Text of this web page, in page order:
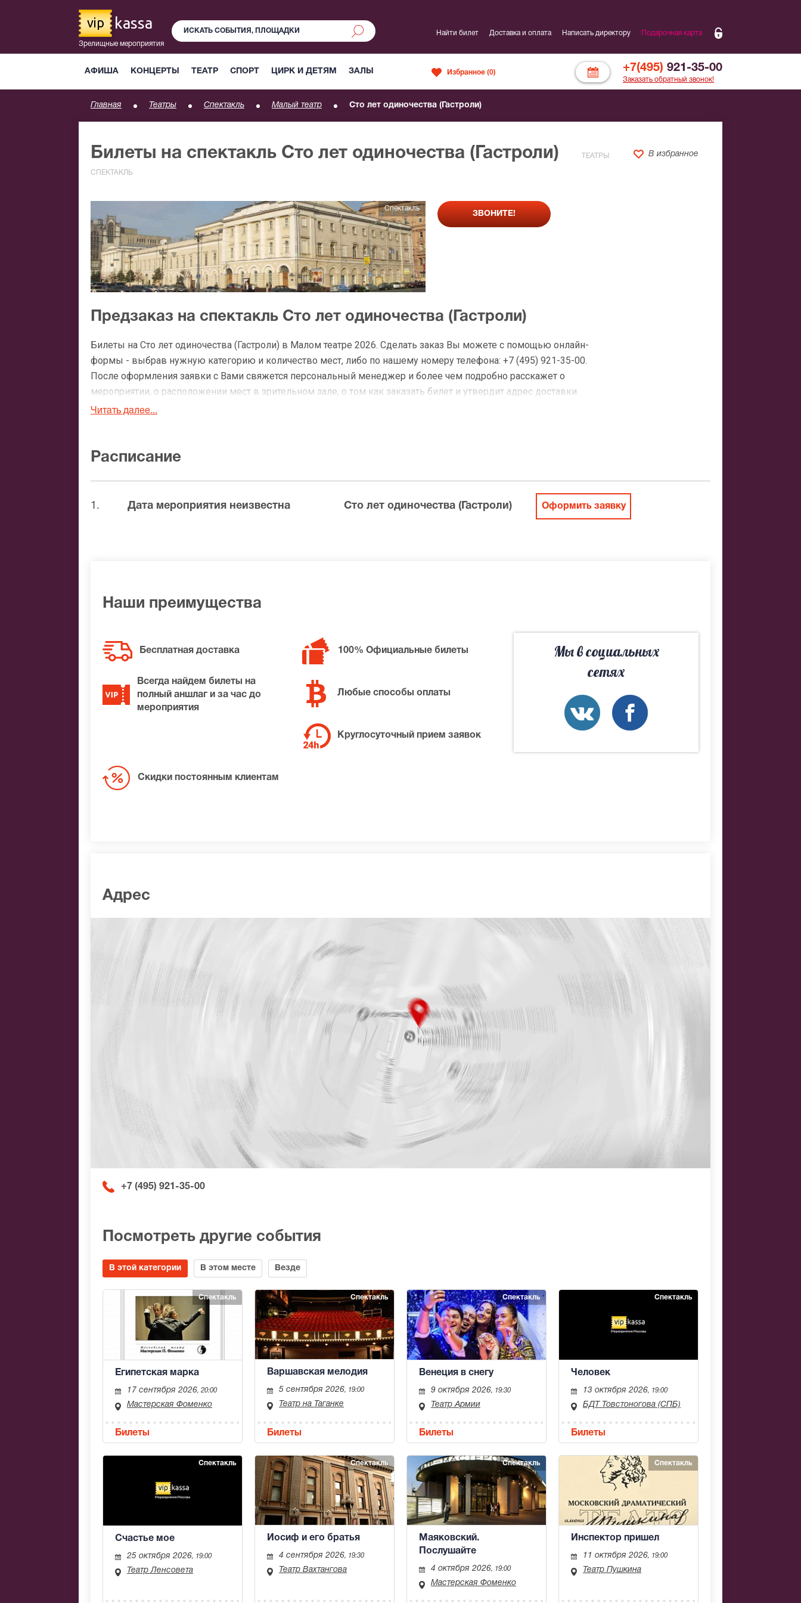
vip kassa
Зрелищные мероприятия
АФИША КОНЦЕРТЫ ТЕАТР СПОРТ ЦИРК И ДЕТЯМ ЗАЛЫ
Найти билет Доставка и оплата Написать директору Подарочная карта
+7(495) 921-35-00
Заказать обратный звонок!
Избранное (0)
Главная Театры Спектакль Малый театр Сто лет одиночества (Гастроли)
Билеты на спектакль Сто лет одиночества (Гастроли) ТЕАТРЫ
СПЕКТАКЛЬ
В избранное
Спектакль
ЗВОНИТЕ!
Предзаказ на спектакль Сто лет одиночества (Гастроли)
Билеты на Сто лет одиночества (Гастроли) в Малом театре 2026. Сделать заказ Вы можете с помощью онлайн-
формы - выбрав нужную категорию и количество мест, либо по нашему номеру телефона: +7 (495) 921-35-00.
После оформления заявки с Вами свяжется персональный менеджер и более чем подробно расскажет о
мероприятии, о расположении мест в зрительном зале, о том как заказать билет и утвердит адрес доставки.
После бронирования билетов, ожидайте доставку по Москве в течение не более 2-х часов. Бесплатная
доставка билетов осуществляется в пределах МКАД возле метро или в пешей доступности. Оплатить заказ
Вы можете с помощью:
Банковской картой
BitCoin
удалось найти нужные билеты на Сто лет одиночества (Гастроли), позвоните нам в call-центр и мы обязательно
подберем Вам лучшие места по доступной цене.
Читать далее...
Расписание
1. Дата мероприятия неизвестна Сто лет одиночества (Гастроли) Оформить заявку
Наши преимущества
Бесплатная доставка 100% Официальные билеты
Всегда найдем билеты на
полный аншлаг и за час до
мероприятия
Любые способы оплаты
Круглосуточный прием заявок
Скидки постоянным клиентам
Мы в социальных
сетях
Адрес
+7 (495) 921-35-00
Посмотреть другие события
В этой категории В этом месте Везде
Спектакль
Египетская марка
17 сентября 2026, 20:00
Мастерская Фоменко
Билеты
Спектакль
Варшавская мелодия
5 сентября 2026, 19:00
Театр на Таганке
Билеты
Спектакль
Венеция в снегу
9 октября 2026, 19:30
Театр Армии
Билеты
Спектакль
Человек
13 октября 2026, 19:00
БДТ Товстоногова (СПБ)
Билеты
Спектакль
Счастье мое
25 октября 2026, 19:00
Театр Ленсовета
Спектакль
Иосиф и его братья
4 сентября 2026, 19:30
Театр Вахтангова
Спектакль
Маяковский.
Послушайте
4 октября 2026, 19:00
Мастерская Фоменко
Спектакль
Инспектор пришел
11 октября 2026, 19:00
Театр Пушкина